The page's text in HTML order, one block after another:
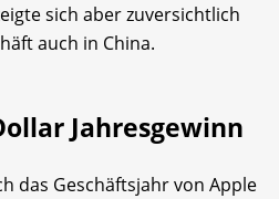
sich aber zuversichtlich
auch in China.
Jahresgewinn
das Geschäftsjahr von Apple